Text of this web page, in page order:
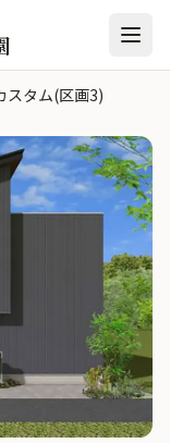
スタム(区画3)